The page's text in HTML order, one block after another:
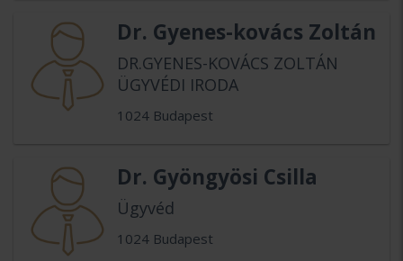
Dr. Gyenes-kovács Zoltán
DR.GYENES-KOVÁCS ZOLTÁN
ÜGYVÉDI IRODA
1024 Budapest
Dr. Gyöngyösi Csilla
Ügyvéd
1024 Budapest